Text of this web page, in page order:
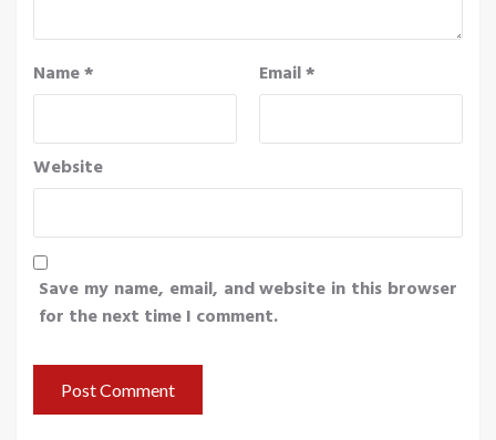
Name* Email*
Website
Save my name, email, and website in this browser
for the next time I comment.